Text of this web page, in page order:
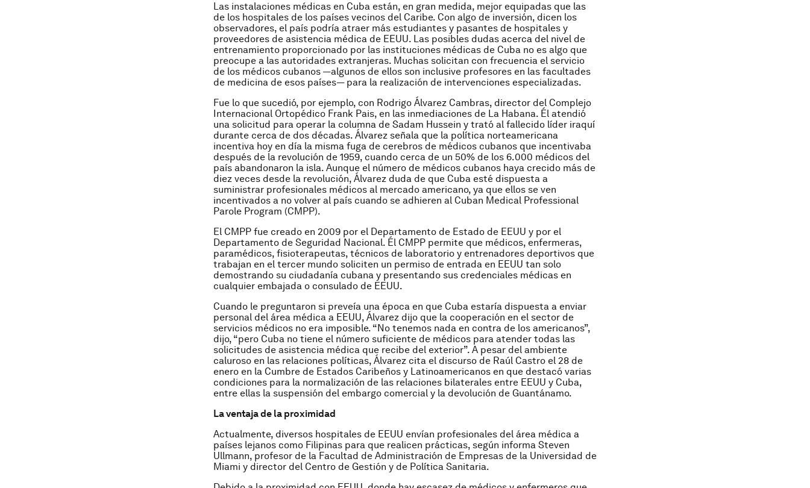
Las instalaciones médicas en Cuba están, en gran medida, mejor equipadas que las
de los hospitales de los países vecinos del Caribe. Con algo de inversión, dicen los
observadores, el país podría atraer más estudiantes y pasantes de hospitales y
proveedores de asistencia médica de EEUU. Las posibles dudas acerca del nivel de
entrenamiento proporcionado por las instituciones médicas de Cuba no es algo que
preocupe a las autoridades extranjeras. Muchas solicitan con frecuencia el servicio
de los médicos cubanos —algunos de ellos son inclusive profesores en las facultades
de medicina de esos países— para la realización de intervenciones especializadas.
Fue lo que sucedió, por ejemplo, con Rodrigo Álvarez Cambras, director del Complejo
Internacional Ortopédico Frank Pais, en las inmediaciones de La Habana. Él atendió
una solicitud para operar la columna de Sadam Hussein y trató al fallecido líder iraquí
durante cerca de dos décadas. Álvarez señala que la política norteamericana
incentiva hoy en día la misma fuga de cerebros de médicos cubanos que incentivaba
después de la revolución de 1959, cuando cerca de un 50% de los 6.000 médicos del
país abandonaron la isla. Aunque el número de médicos cubanos haya crecido más de
diez veces desde la revolución, Álvarez duda de que Cuba esté dispuesta a
suministrar profesionales médicos al mercado americano, ya que ellos se ven
incentivados a no volver al país cuando se adhieren al Cuban Medical Professional
Parole Program (CMPP).
El CMPP fue creado en 2009 por el Departamento de Estado de EEUU y por el
Departamento de Seguridad Nacional. Él CMPP permite que médicos, enfermeras,
paramédicos, fisioterapeutas, técnicos de laboratorio y entrenadores deportivos que
trabajan en el tercer mundo soliciten un permiso de entrada en EEUU tan solo
demostrando su ciudadanía cubana y presentando sus credenciales médicas en
cualquier embajada o consulado de EEUU.
Cuando le preguntaron si preveía una época en que Cuba estaría dispuesta a enviar
personal del área médica a EEUU, Álvarez dijo que la cooperación en el sector de
servicios médicos no era imposible. “No tenemos nada en contra de los americanos”,
dijo, “pero Cuba no tiene el número suficiente de médicos para atender todas las
solicitudes de asistencia médica que recibe del exterior”. A pesar del ambiente
caluroso en las relaciones políticas, Álvarez cita el discurso de Raúl Castro el 28 de
enero en la Cumbre de Estados Caribeños y Latinoamericanos en que destacó varias
condiciones para la normalización de las relaciones bilaterales entre EEUU y Cuba,
entre ellas la suspensión del embargo comercial y la devolución de Guantánamo.
La ventaja de la proximidad
Actualmente, diversos hospitales de EEUU envían profesionales del área médica a
países lejanos como Filipinas para que realicen prácticas, según informa Steven
Ullmann, profesor de la Facultad de Administración de Empresas de la Universidad de
Miami y director del Centro de Gestión y de Política Sanitaria.